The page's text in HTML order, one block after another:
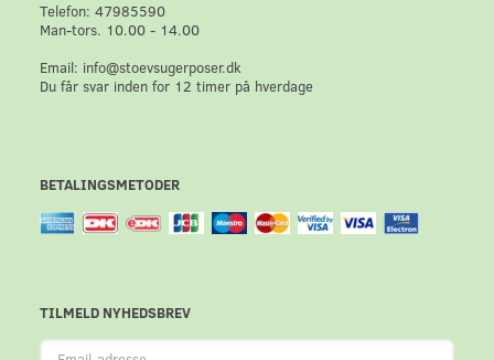
Telefon: 47985590
Man-tors. 10.00 - 14.00
Email: info@stoevsugerposer.dk
Du får svar inden for 12 timer på hverdage
BETALINGSMETODER
TILMELD NYHEDSBREV
Email-